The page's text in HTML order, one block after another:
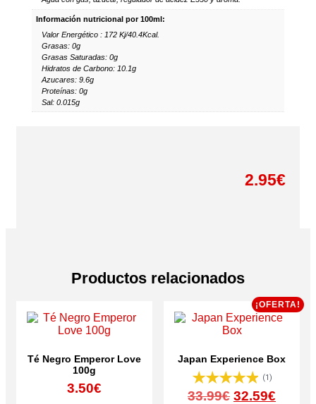
Información nutricional por 100ml:
Valor Energético : 172 Kj/40.4Kcal.
Grasas: 0g
Grasas Saturadas: 0g
Hidratos de Carbono: 10.1g
Azucares: 9.6g
Proteínas: 0g
Sal: 0.015g
2.95€
Productos relacionados
Té Negro Emperor Love
100g
3.50€
¡OFERTA!
Japan Experience Box
(1)
33.99€ El
32.59€